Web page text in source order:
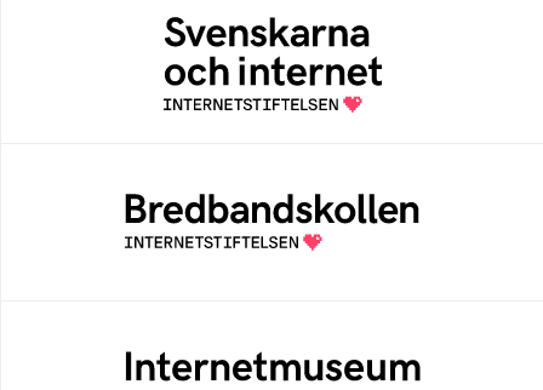
Svenskarna och internet
En årlig studie av svenska folkets
internetvanor
Bredbandskollen är ett oberoende
konsumentverktyg som drivs av
Internetstiftelsen
Ett digitalt museum som byggts, och kureras